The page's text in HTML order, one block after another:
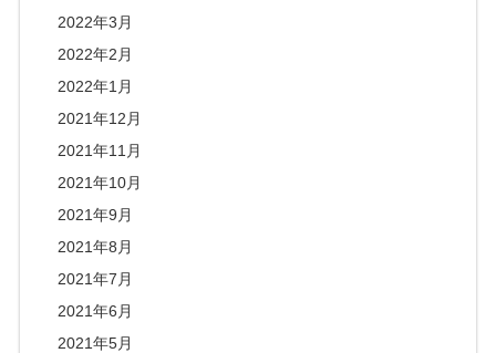
2022年3月
2022年2月
2022年1月
2021年12月
2021年11月
2021年10月
2021年9月
2021年8月
2021年7月
2021年6月
2021年5月